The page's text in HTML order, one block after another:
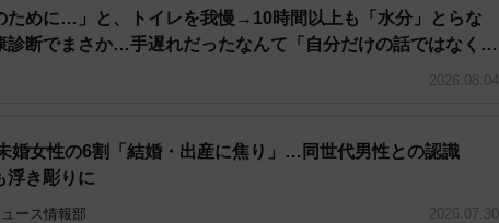
林外科・内科クリニック理事長 大学病院や急性期病院で外
のち2007年に父の経営する有床診療所を継ぐ。現在、外科医
を診るクリニックとしての有床診療所および老人ホームを運
協会会長として、国民が安心して医療を受けられるよう、ま
社会の実現を目指し、情報収集・発信に努めている。
ために…」と、トイレを我慢→10時間以上も「水分」とらな
断でまさか…手遅れだったなんて「自分だけの話ではなく、
ている問題では？」
2026.08.04
婚女性の6割「結婚・出産に焦り」…同世代男性との認識
浮き彫りに
ース情報部 2026.07.30